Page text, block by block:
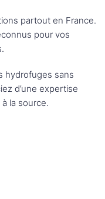
partout en France.
pour vos
hydrofuges sans
d’une expertise
la source.